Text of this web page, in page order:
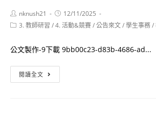
計
國
設
Post
author:
nknush21
Post
published:
12/11/2025
Post3. 教師研習 /4. 活動&競賽/公告來文/學生事務/
公文製作-9下載 9bb00c23-d83b-4686-ad...
閱讀全文
Apps